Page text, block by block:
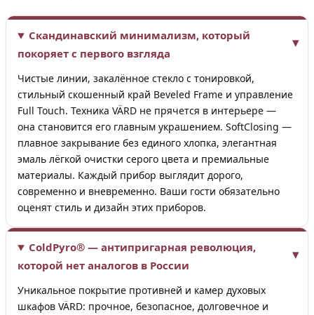
Скандинавский минимализм, который
покоряет с первого взгляда
Чистые линии, закалённое стекло с тонировкой,
стильный скошенный край Beveled Frame и управление
Full Touch. Техника VÄRD не прячется в интерьере —
она становится его главным украшением. SoftClosing —
плавное закрывание без единого хлопка, элегантная
эмаль лёгкой очистки серого цвета и премиальные
материалы. Каждый прибор выглядит дорого,
современно и вневременно. Ваши гости обязательно
оценят стиль и дизайн этих приборов.
ColdPyro® — антипригарная революция,
которой нет аналогов в России
Уникальное покрытие противней и камер духовых
шкафов VÄRD: прочное, безопасное, долговечное и